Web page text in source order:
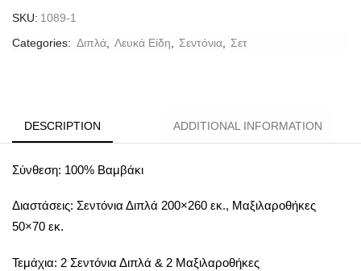
SKU: 1089-1
Categories: Διπλά Λευκά Είδη Σεντόνια Σετ
DESCRIPTION ADDITIONAL INFORMATION
Σύνθεση: 100% Βαμβάκι
Διαστάσεις: Σεντόνια Διπλά 200×260 εκ., Μαξιλαροθήκες
50×70 εκ.
Τεμάχια: 2 Σεντόνια Διπλά & 2 Μαξιλαροθήκες